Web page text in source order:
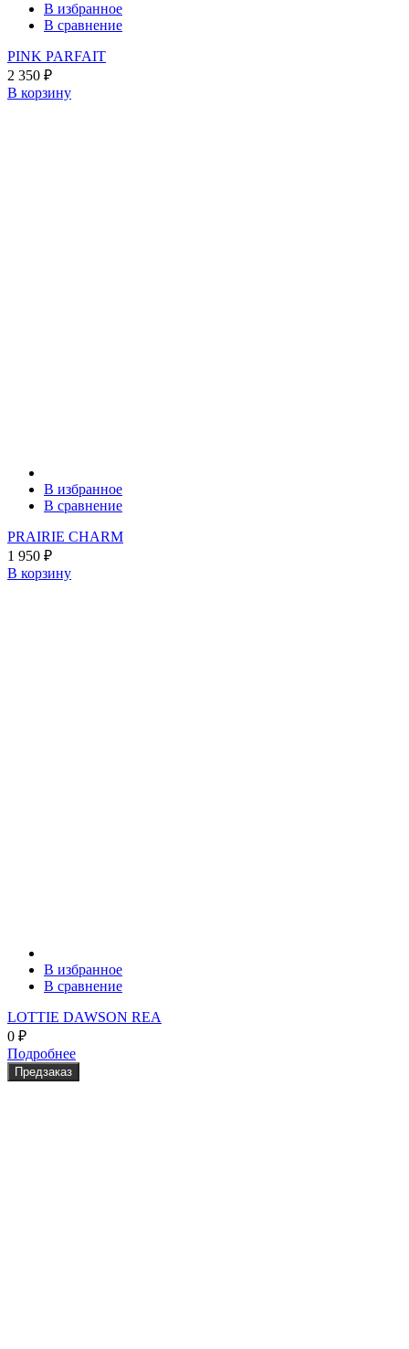
В избранное
В сравнение
PINK PARFAIT
2 350 ₽
В корзину
В избранное
В сравнение
PRAIRIE CHARM
1 950 ₽
В корзину
В избранное
В сравнение
LOTTIE DAWSON REA
0 ₽
Подробнее
Предзаказ